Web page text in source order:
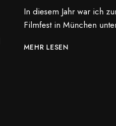
In diesem Jahr war ich
Filmfest in München
MEHR LESEN